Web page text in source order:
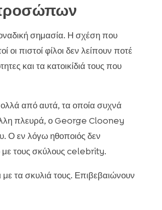
προσώπων
σημασία. Η σχέση που
πιστοί φίλοι δεν λείπουν ποτέ
και τα κατοικίδιά τους που
από αυτά, τα οποία συχνά
πλευρά, ο George Clooney
Ο εν λόγω ηθοποιός δεν
με τους σκύλους celebrity.
με τα σκυλιά τους. Επιβεβαιώνουν